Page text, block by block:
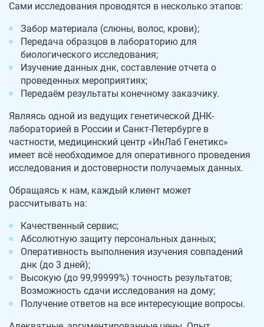
Сами исследования проводятся в несколько этапов:
Забор материала (слюны, волос, крови);
Передача образцов в лабораторию для
биологического исследования;
Изучение данных днк, составление отчета о
проведенных мероприятиях;
Передаём результаты конечному заказчику.
Являясь одной из ведущих генетической ДНК-
лабораторией в России и Санкт-Петербурге в
частности, медицинский центр «ИнЛаб Генетикс»
имеет всё необходимое для оперативного проведения
исследования и достоверности получаемых данных.
Обращаясь к нам, каждый клиент может
рассчитывать на:
Качественный сервис;
Абсолютную защиту персональных данных;
Оперативность выполнения изучения совпадений
днк (до 3 дней);
Высокую (до 99,99999%) точность результатов;
Возможность сдачи исследования на дому;
Получение ответов на все интересующие вопросы.